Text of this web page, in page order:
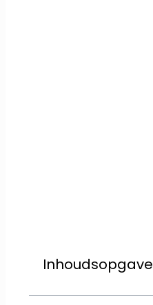
Inhoudsopgave